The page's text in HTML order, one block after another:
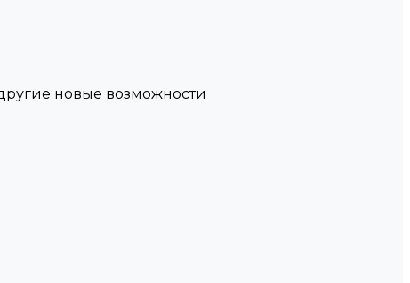
новые возможности